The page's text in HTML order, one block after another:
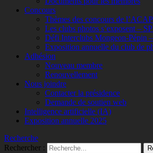
Concours
Thèmes des concours de
Les clubs photos s’exposent –
Défi Interclubs Mongeon-Pépin
Exposition annuelle du club de
Adhésion
Nouveau membre
Renouvellement
Nous joindre
Contacter la présidence
Demande de soutien web
Intelligence artificielle (IA)
Exposition annuelle 2025
Recherche
Rechercher :